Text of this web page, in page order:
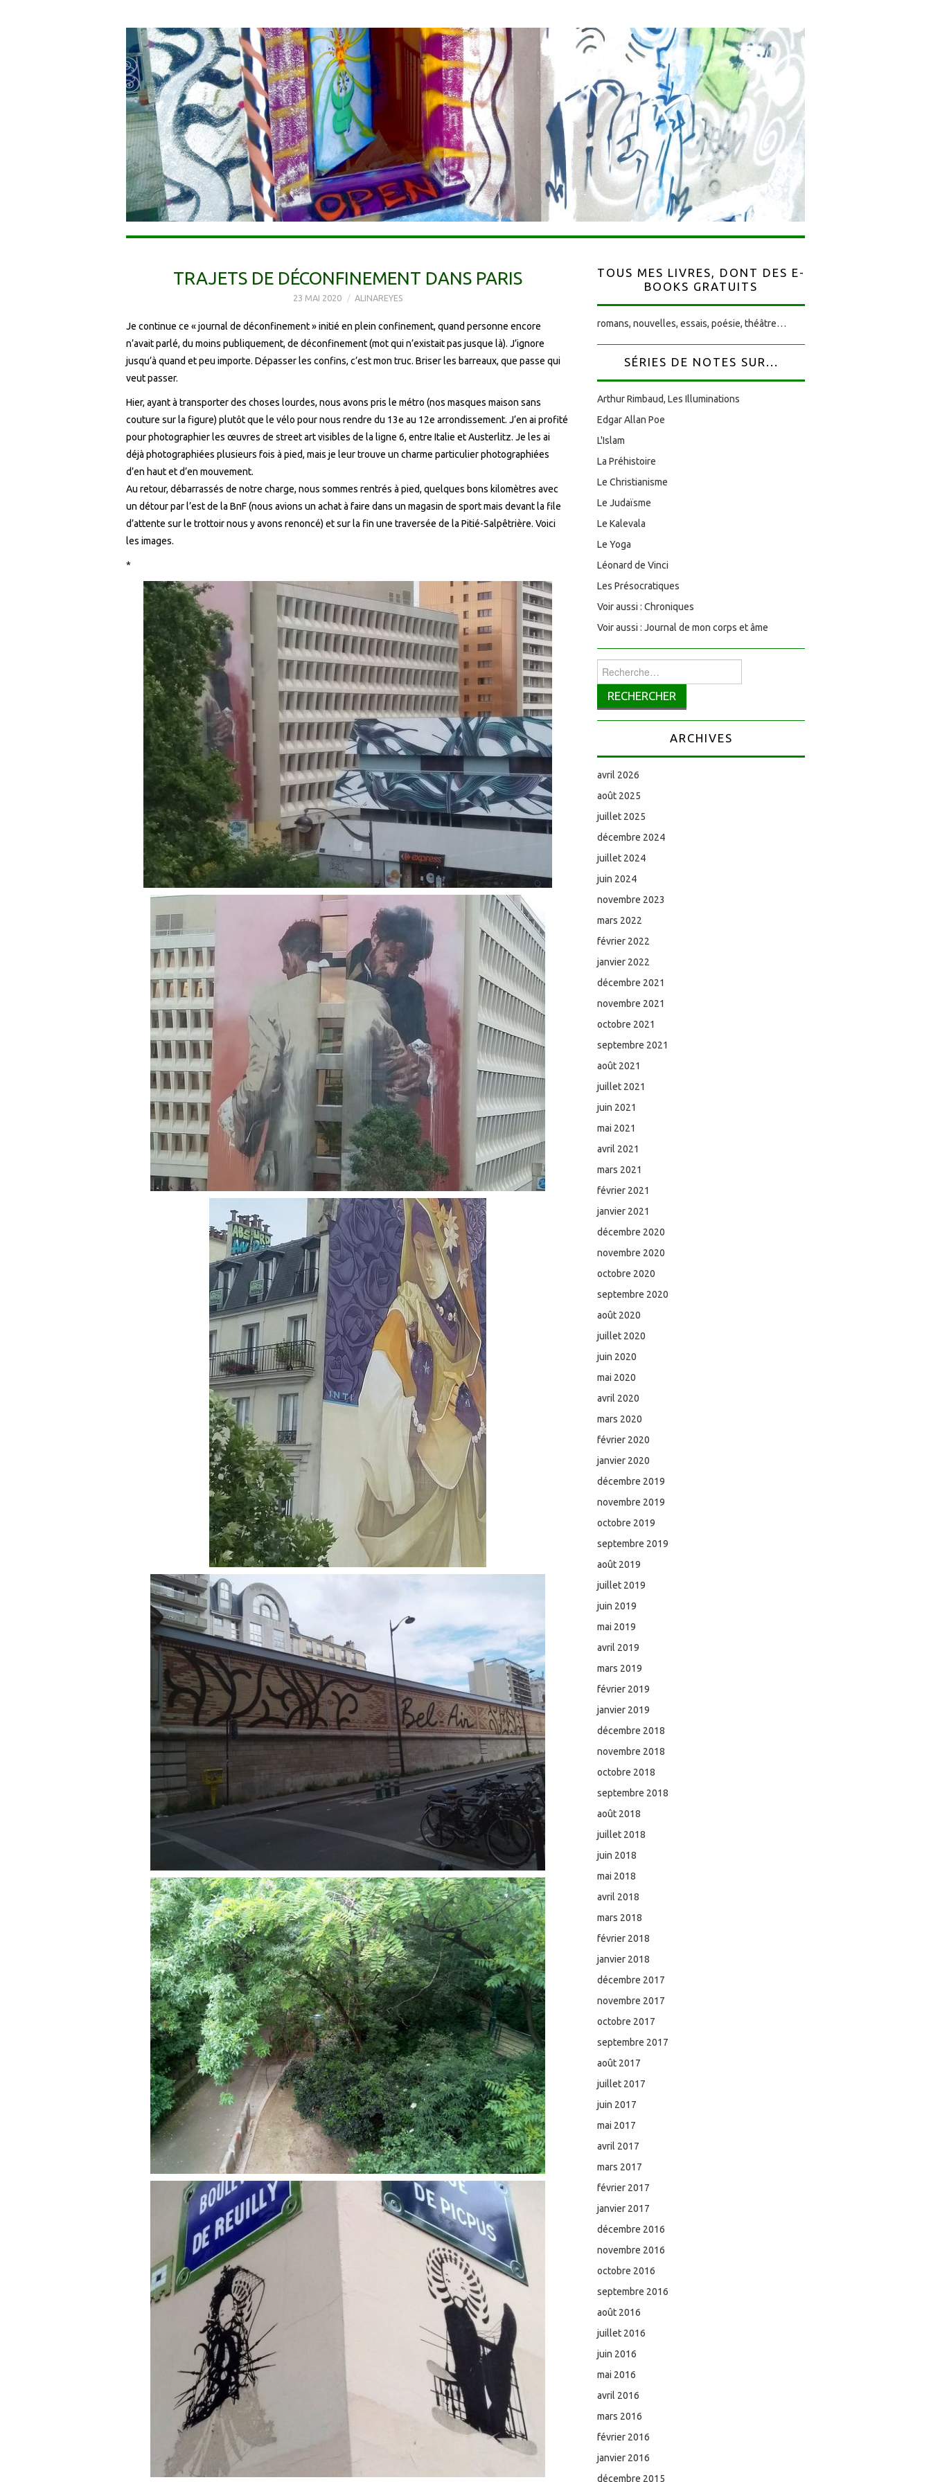
TRAJETS DE DÉCONFINEMENT DANS PARIS
23 MAI 2020 ALINAREYES
Je continue ce « journal de déconfinement » initié en plein confinement, quand personne encore
n’avait parlé, du moins publiquement, de déconfinement (mot qui n’existait pas jusque là). J’ignore
jusqu’à quand et peu importe. Dépasser les confins, c’est mon truc. Briser les barreaux, que passe qui
veut passer.
Hier, ayant à transporter des choses lourdes, nous avons pris le métro (nos masques maison sans
couture sur la figure) plutôt que le vélo pour nous rendre du 13e au 12e arrondissement. J’en ai profité
pour photographier les œuvres de street art visibles de la ligne 6, entre Italie et Austerlitz. Je les ai
déjà photographiées plusieurs fois à pied, mais je leur trouve un charme particulier photographiées
d’en haut et d’en mouvement.
Au retour, débarrassés de notre charge, nous sommes rentrés à pied, quelques bons kilomètres avec
un détour par l’est de la BnF (nous avions un achat à faire dans un magasin de sport mais devant la file
d’attente sur le trottoir nous y avons renoncé) et sur la fin une traversée de la Pitié-Salpêtrière. Voici
les images.
*
TOUS MES LIVRES, DONT DES E-
BOOKS GRATUITS
romans, nouvelles, essais, poésie, théâtre…
SÉRIES DE NOTES SUR...
Arthur Rimbaud, Les Illuminations
Edgar Allan Poe
L'Islam
La Préhistoire
Le Christianisme
Le Judaïsme
Le Kalevala
Le Yoga
Léonard de Vinci
Les Présocratiques
Voir aussi : Chroniques
Voir aussi : Journal de mon corps et âme
Rechercher :
ARCHIVES
avril 2026
août 2025
juillet 2025
décembre 2024
juillet 2024
juin 2024
novembre 2023
mars 2022
février 2022
janvier 2022
décembre 2021
novembre 2021
octobre 2021
septembre 2021
août 2021
juillet 2021
juin 2021
mai 2021
avril 2021
mars 2021
février 2021
janvier 2021
décembre 2020
novembre 2020
octobre 2020
septembre 2020
août 2020
juillet 2020
juin 2020
mai 2020
avril 2020
mars 2020
février 2020
janvier 2020
décembre 2019
novembre 2019
octobre 2019
septembre 2019
août 2019
juillet 2019
juin 2019
mai 2019
avril 2019
mars 2019
février 2019
janvier 2019
décembre 2018
novembre 2018
octobre 2018
septembre 2018
août 2018
juillet 2018
juin 2018
mai 2018
avril 2018
mars 2018
février 2018
janvier 2018
décembre 2017
novembre 2017
octobre 2017
septembre 2017
août 2017
juillet 2017
juin 2017
mai 2017
avril 2017
mars 2017
février 2017
janvier 2017
décembre 2016
novembre 2016
octobre 2016
septembre 2016
août 2016
juillet 2016
juin 2016
mai 2016
avril 2016
mars 2016
février 2016
janvier 2016
décembre 2015